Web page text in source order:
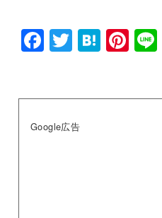
F
a
e
b
T
wi
er
H
at
n
Pi
nt
e
Google広告